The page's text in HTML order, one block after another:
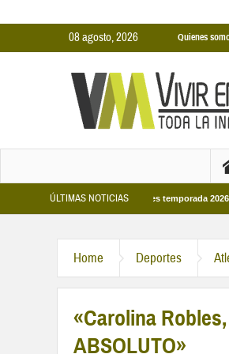
08 agosto, 2026 Quienes
ÚLTIMAS NOTICIAS
Cubiertas Municipales temporada 2026-2027
Home Deportes
«Carolina
ABSOLUTO»